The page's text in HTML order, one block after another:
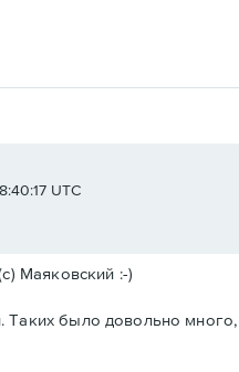
UTC
Маяковский :-)
было довольно